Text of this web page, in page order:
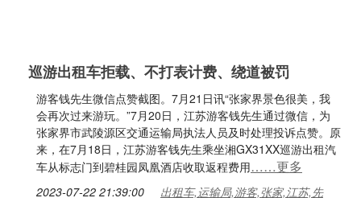
巡游出租车拒载、不打表计费、绕道被罚
游客钱先生微信点赞截图。7月21日讯“张家界景色很美，我
会再次过来游玩。”7月20日，江苏游客钱先生通过微信，为
张家界市武陵源区交通运输局执法人员及时处理投诉点赞。原
来，在7月18日，江苏游客钱先生乘坐湘GX31XX巡游出租汽
车从标志门到碧桂园凤凰酒店收取返程费用……更多
2023-07-22 21:39:00 出租车,运输局,游客,张家,江苏,先